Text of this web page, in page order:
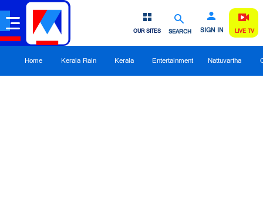
SEARCH SIGN IN
OUR SITES LIVE TV
Home Kerala Rain Kerala Entertainment Nattuvartha